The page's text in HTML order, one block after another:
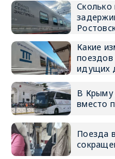
Какие
идущих
В Крыму
вместо
Поезда